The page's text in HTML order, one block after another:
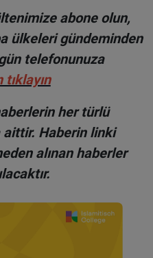
abone olun,
ülkeleri gündeminden
telefonunuza
her türlü
aittir. Haberin linki
alınan haberler